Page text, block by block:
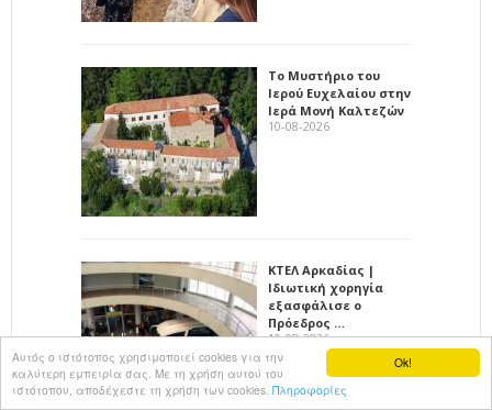
Ok!
Αυτός ο ιστότοπος χρησιμοποιεί cookies για την
καλύτερη εμπειρία σας. Με τη χρήση αυτού του
ιστότοπου, αποδέχεστε τη χρήση των cookies. Πληροφορίες
Το Μυστήριο του
Ιερού Ευχελαίου στην
Ιερά Μονή Καλτεζών
10-08-2026
ΚΤΕΛ Αρκαδίας |
Ιδιωτική χορηγία
εξασφάλισε ο
Πρόεδρος …
10-08-2026